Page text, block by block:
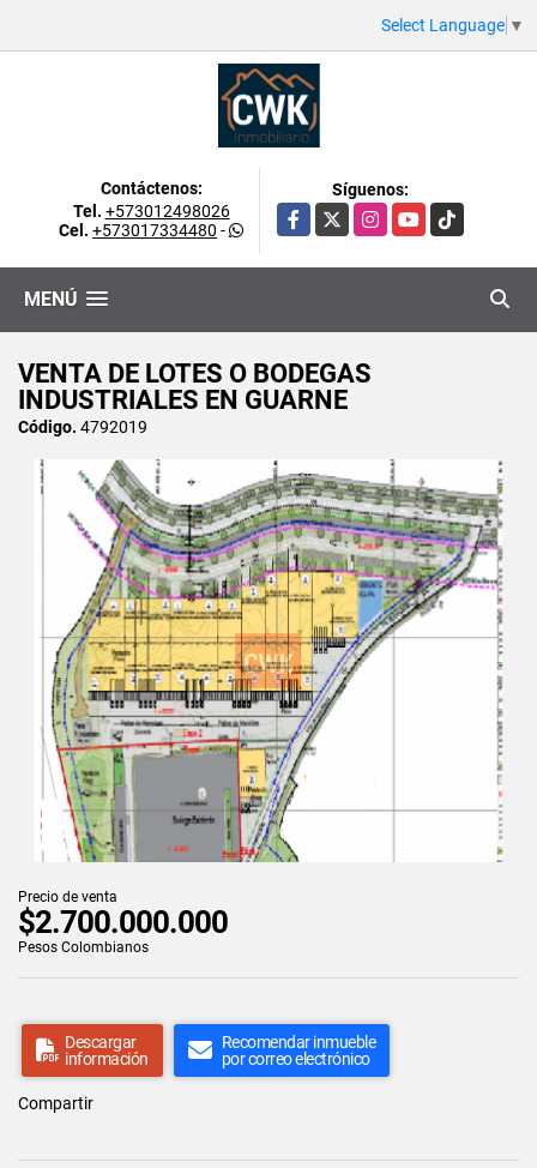
Select Language ▼
Contáctenos:
Tel. +573012498026
Cel. +573017334480 -
Síguenos:
Facebook
X InstagramYouTubeTikTok
MENÚ
VENTA DE LOTES O BODEGAS
INDUSTRIALES EN GUARNE
Código. 4792019
Precio de venta
$2.700.000.000
Pesos Colombianos
Descargar
información
Recomendar inmueble
por correo electrónico
Compartir